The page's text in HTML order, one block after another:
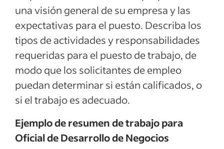
una visión general de su empresa y las
expectativas para el puesto. Describa los
tipos de actividades y responsabilidades
requeridas para el puesto de trabajo, de
modo que los solicitantes de empleo
puedan determinar si están calificados, o
si el trabajo es adecuado.
Ejemplo de resumen de trabajo para
Oficial de Desarrollo de Negocios